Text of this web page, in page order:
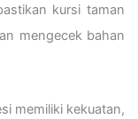
kursi taman
mengecek bahan
memiliki kekuatan,